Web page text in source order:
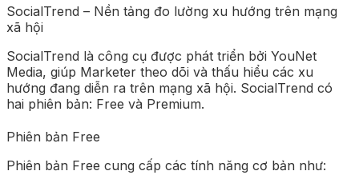
SocialTrend – Nền tảng đo lường xu hướng trên mạng
xã hội
SocialTrend là công cụ được phát triển bởi YouNet
Media, giúp Marketer theo dõi và thấu hiểu các xu
hướng đang diễn ra trên mạng xã hội. SocialTrend có
hai phiên bản: Free và Premium.
Phiên bản Free
Phiên bản Free cung cấp các tính năng cơ bản như: